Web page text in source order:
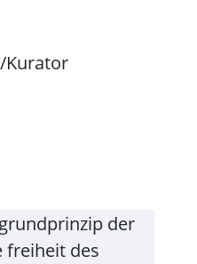
Kurator
der
freiheit des